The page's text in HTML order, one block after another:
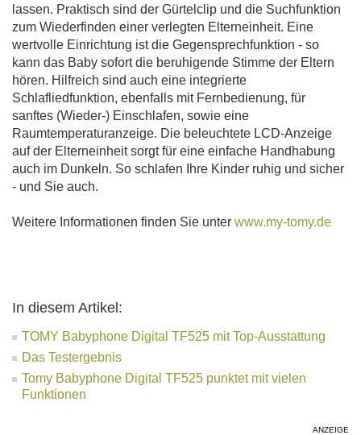
lassen. Praktisch sind der Gürtelclip und die Suchfunktion
zum Wiederfinden einer verlegten Elterneinheit. Eine
wertvolle Einrichtung ist die Gegensprechfunktion - so
kann das Baby sofort die beruhigende Stimme der Eltern
hören. Hilfreich sind auch eine integrierte
Schlafliedfunktion, ebenfalls mit Fernbedienung, für
sanftes (Wieder-) Einschlafen, sowie eine
Raumtemperaturanzeige. Die beleuchtete LCD-Anzeige
auf der Elterneinheit sorgt für eine einfache Handhabung
auch im Dunkeln. So schlafen Ihre Kinder ruhig und sicher
- und Sie auch.
Weitere Informationen finden Sie unter www.my-tomy.de
In diesem Artikel:
TOMY Babyphone Digital TF525 mit Top-Ausstattung
Das Testergebnis
Tomy Babyphone Digital TF525 punktet mit vielen
Funktionen
ANZEIGE